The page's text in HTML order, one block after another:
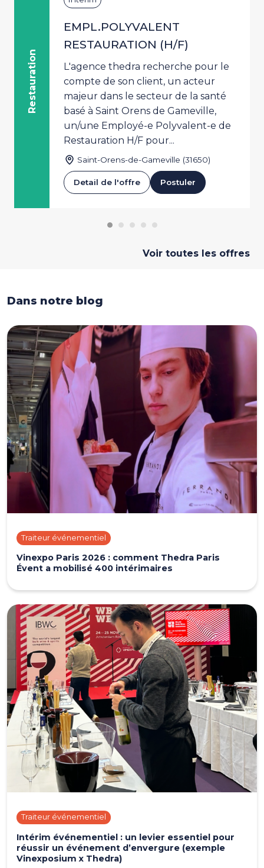
Restauration
EMPL.POLYVALENT
RESTAURATION (H/F)
L'agence thedra recherche pour le
compte de son client, un acteur
majeur dans le secteur de la santé
basé à Saint Orens de Gameville,
un/une Employé-e Polyvalent-e de
Restauration H/F pour...
Saint-Orens-de-Gameville (31650)
Detail de l'offre Postuler
Voir toutes les offres
Dans notre blog
Traiteur événementiel
Vinexpo Paris 2026 : comment Thedra Paris
Évent a mobilisé 400 intérimaires
Traiteur événementiel
Intérim événementiel : un levier essentiel pour
réussir un événement d’envergure (exemple
Vinexposium x Thedra)